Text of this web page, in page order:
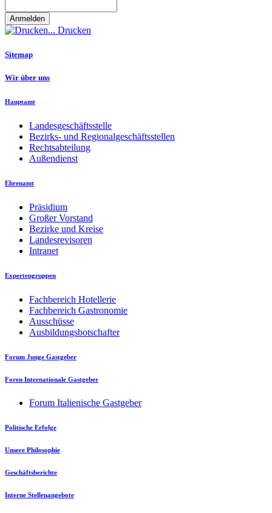
Drucken
Sitemap
Wir über uns
Hauptamt
Landesgeschäftsstelle
Bezirks- und Regionalgeschäftsstellen
Rechtsabteilung
Außendienst
Ehrenamt
Präsidium
Großer Vorstand
Bezirke und Kreise
Landesrevisoren
Intranet
Expertengruppen
Fachbereich Hotellerie
Fachbereich Gastronomie
Ausschüsse
Ausbildungsbotschafter
Forum Junge Gastgeber
Foren Internationale Gastgeber
Forum Italienische Gastgeber
Politische Erfolge
Unsere Philosophie
Geschäftsberichte
Interne Stellenangebote